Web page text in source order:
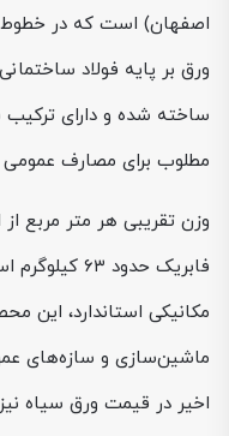
اصفهان) است که در خطوط
ساخته شده و دارای
مطلوب برای مصارف
فابریک
مکانیکی استاندارد، این
ماشین‌سازی و سازه‌های
اخیر در قیمت ورق سیاه